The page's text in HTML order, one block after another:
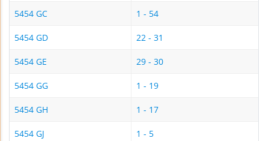
5454 GC 1 - 54
5454 GD 22 - 31
5454 GE 29 - 30
5454 GG 1 - 19
5454 GH 1 - 17
5454 GJ 1 - 5